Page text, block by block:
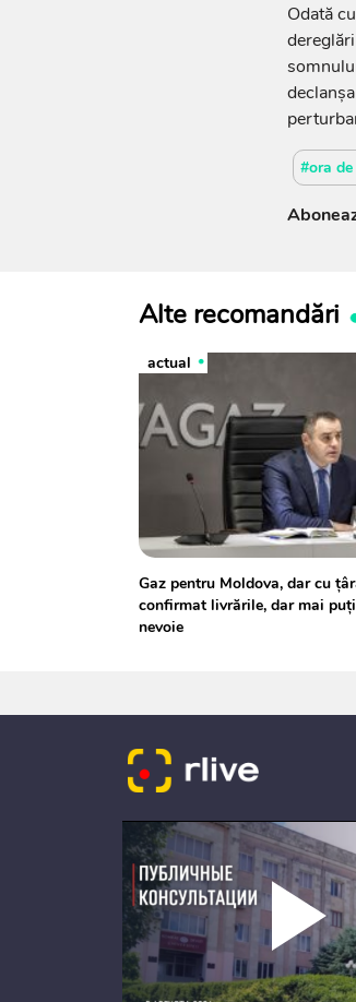
Odată
#ora
Alte recomandări
actual
Gaz pentru Moldova, dar cu
confirmat livrările, dar mai
nevoie